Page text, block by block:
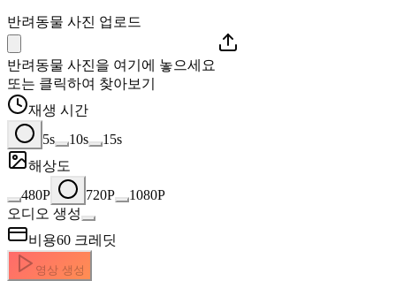
반려동물 사진 업로드
반려동물 사진을 여기에 놓으세요
또는 클릭하여 찾아보기
재생 시간
5s
10s
15s
해상도
480P
720P
1080P
오디오 생성
비용60 크레딧
영상 생성